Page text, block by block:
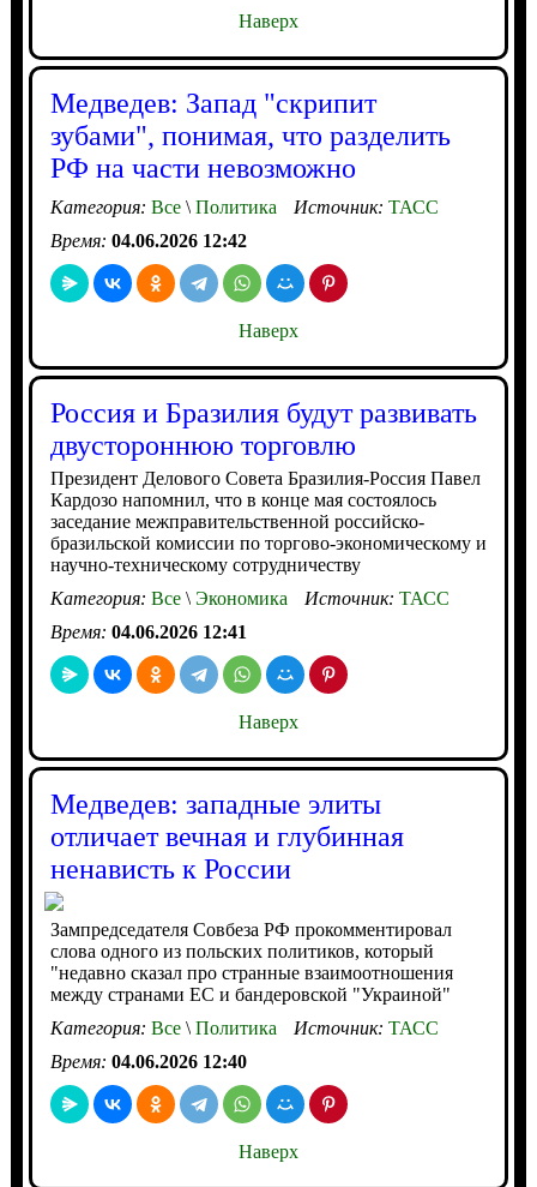
Наверх
Медведев: Запад "скрипит
зубами", понимая, что разделить
РФ на части невозможно
Категория: Все\Политика Источник: ТАСС
Время: 04.06.2026 12:42
Наверх
Россия и Бразилия будут развивать
двустороннюю торговлю
Президент Делового Совета Бразилия-Россия Павел
Кардозо напомнил, что в конце мая состоялось
заседание межправительственной российско-
бразильской комиссии по торгово-экономическому и
научно-техническому сотрудничеству
Категория: Все\Экономика Источник: ТАСС
Время: 04.06.2026 12:41
Наверх
Медведев: западные элиты
отличает вечная и глубинная
ненависть к России
Зампредседателя Совбеза РФ прокомментировал
слова одного из польских политиков, который
"недавно сказал про странные взаимоотношения
между странами ЕС и бандеровской "Украиной"
Категория: Все\Политика Источник: ТАСС
Время: 04.06.2026 12:40
Наверх